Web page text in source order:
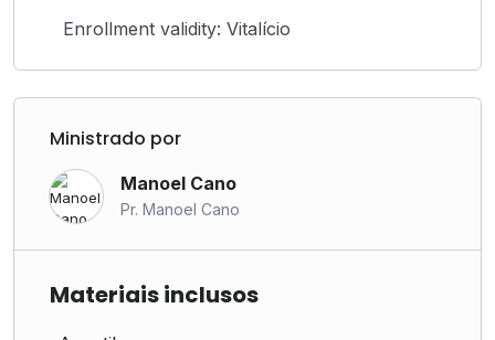
Enrollment validity: Vitalício
Ministrado por
Manoel Cano
Pr. Manoel Cano
Materiais inclusos